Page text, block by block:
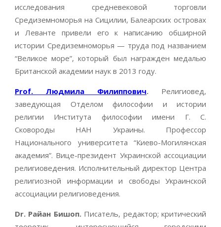
исследования средневековой торговли
Средиземноморья на Сицилии, Балеарских островах
и Леванте привели его к написанию обширной
истории Средиземноморья — труда под названием
“Великое море”, который был награжден медалью
Британской академии наук в 2013 году.
Prof. Людмила Филиппович. Религиовед,
заведующая Отделом философии и истории
религии Института философии имени Г. С.
Сковороды НАН Украины. Профессор
Национального университета “Киево-Могилянская
академия”. Вице-президент Украинской ассоциации
религиоведения. Исполнительный директор Центра
религиозной информации и свободы Украинской
ассоциации религиоведения.
Dr. Райан Бишоп.Писатель, редактор; критический